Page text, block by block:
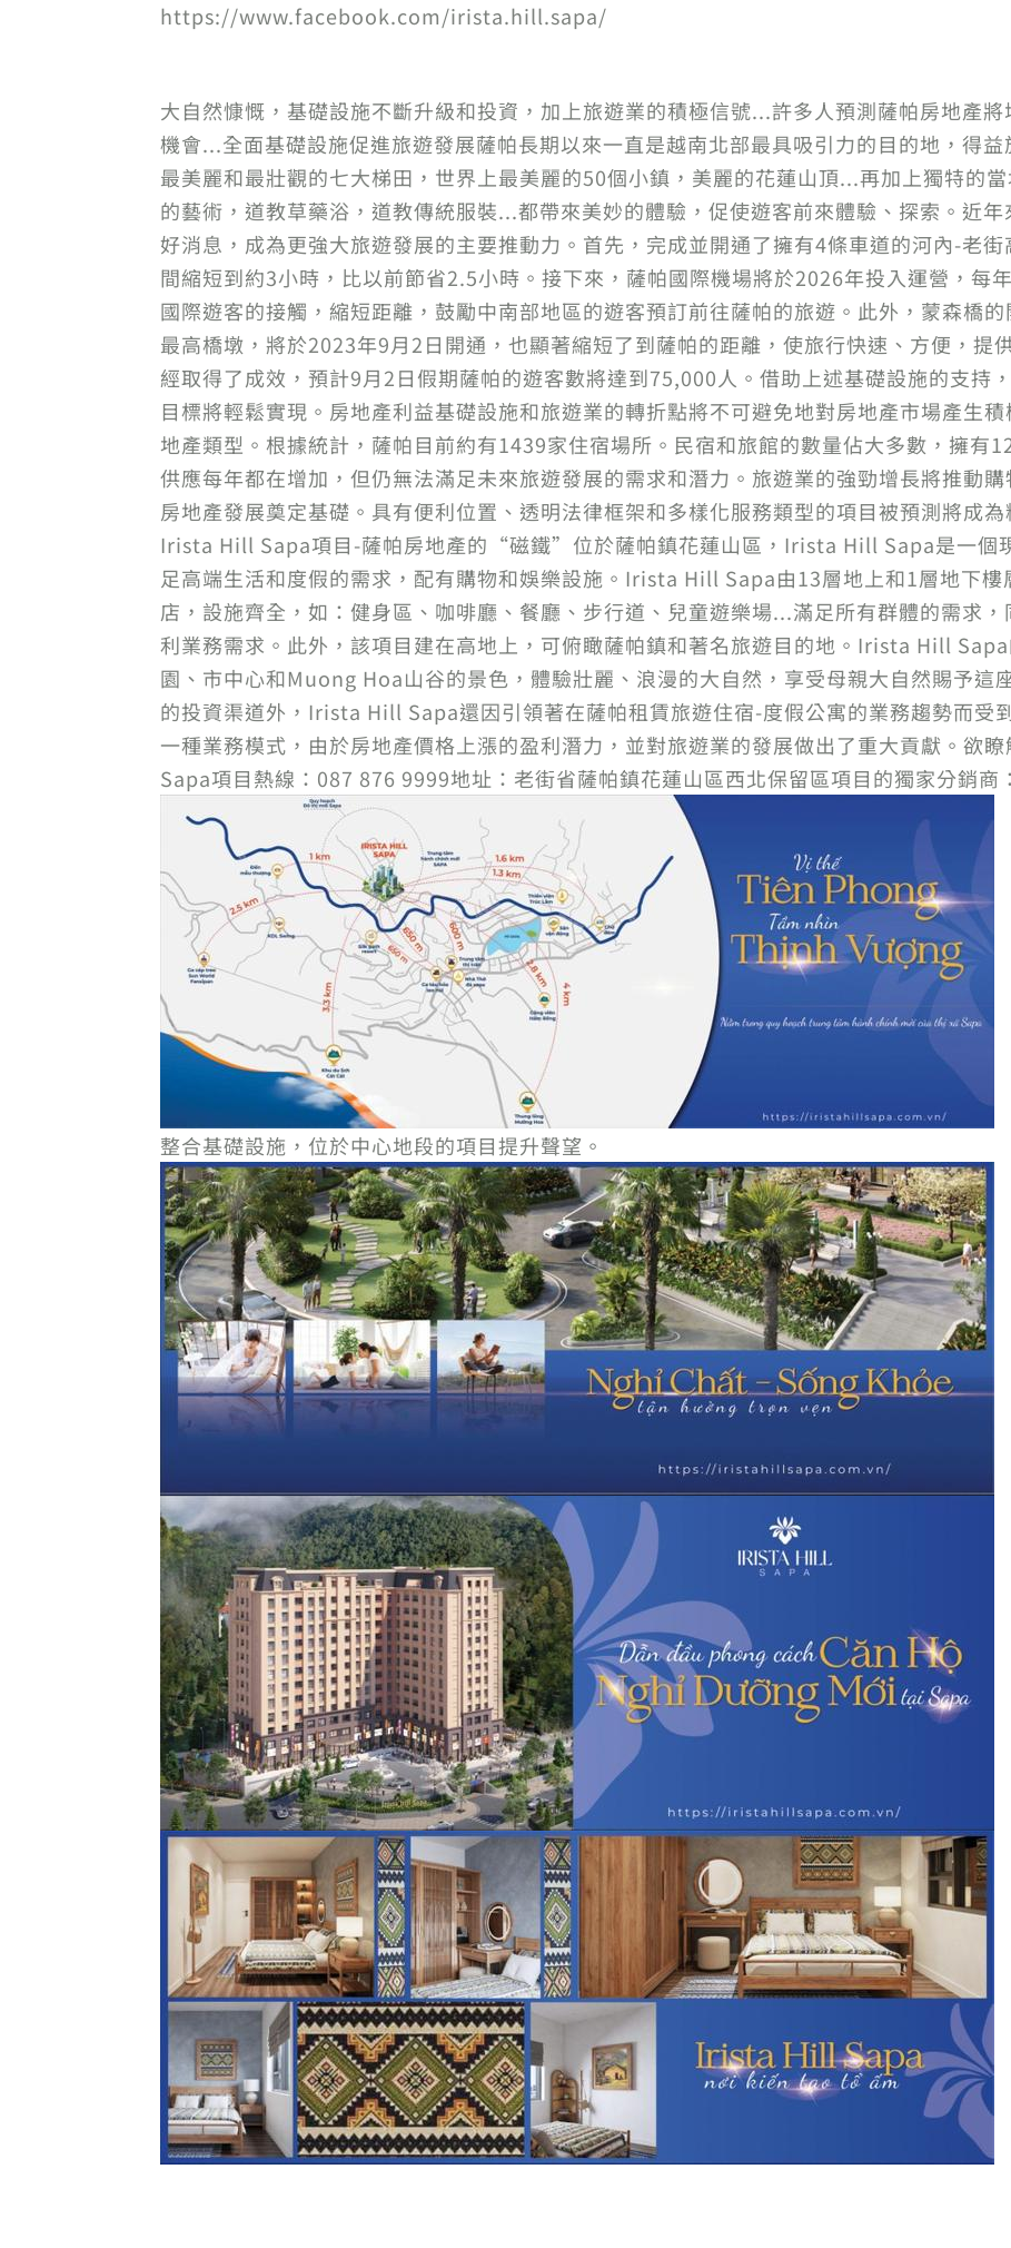
https://www.facebook.com/irista.hill.sapa/
大自然慷慨，基礎設施不斷升級和投資，加上旅遊業的積極信號...許多人預測薩帕房地產
機會...全面基礎設施促進旅遊發展薩帕長期以來一直是越南北部最具吸引力的目的地，得
最美麗和最壯觀的七大梯田，世界上最美麗的50個小鎮，美麗的花蓮山頂...再加上獨特的
的藝術，道教草藥浴，道教傳統服裝...都帶來美妙的體驗，促使遊客前來體驗、探索。近
好消息，成為更強大旅遊發展的主要推動力。首先，完成並開通了擁有4條車道的河內-老
間縮短到約3小時，比以前節省2.5小時。接下來，薩帕國際機場將於2026年投入運營，每
國際遊客的接觸，縮短距離，鼓勵中南部地區的遊客預訂前往薩帕的旅遊。此外，蒙森橋
最高橋墩，將於2023年9月2日開通，也顯著縮短了到薩帕的距離，使旅行快速、方便，提
經取得了成效，預計9月2日假期薩帕的遊客數將達到75,000人。借助上述基礎設施的支持
目標將輕鬆實現。房地產利益基礎設施和旅遊業的轉折點將不可避免地對房地產市場產生
地產類型。根據統計，薩帕目前約有1439家住宿場所。民宿和旅館的數量佔大多數，擁有
供應每年都在增加，但仍無法滿足未來旅遊發展的需求和潛力。旅遊業的強勁增長將推動
房地產發展奠定基礎。具有便利位置、透明法律框架和多樣化服務類型的項目被預測將成
Irista Hill Sapa項目-薩帕房地產的“磁鐵”位於薩帕鎮花蓮山區，Irista Hill Sapa是一個
足高端生活和度假的需求，配有購物和娛樂設施。Irista Hill Sapa由13層地上和1層地下
店，設施齊全，如：健身區、咖啡廳、餐廳、步行道、兒童遊樂場...滿足所有群體的需求
利業務需求。此外，該項目建在高地上，可俯瞰薩帕鎮和著名旅遊目的地。Irista Hill
園、市中心和Muong Hoa山谷的景色，體驗壯麗、浪漫的大自然，享受母親大自然賜予這
的投資渠道外，Irista Hill Sapa還因引領著在薩帕租賃旅遊住宿-度假公寓的業務趨勢而受
一種業務模式，由於房地產價格上漲的盈利潛力，並對旅遊業的發展做出了重大貢獻。欲
Sapa項目熱線：087 876 9999地址：老街省薩帕鎮花蓮山區西北保留區項目的獨家分銷商
整合基礎設施，位於中心地段的項目提升聲望。